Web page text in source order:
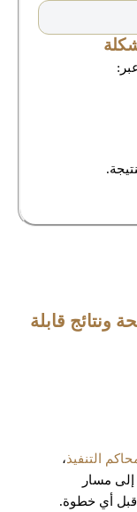
ونتائج قابلة
التنفيذ،
مسار
قبل أي خطوة.